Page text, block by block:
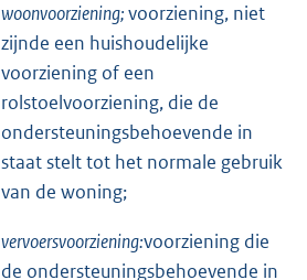
woonvoorziening;voorziening, niet
zijnde een huishoudelijke
voorziening of een
rolstoelvoorziening, die de
ondersteuningsbehoevende in
staat stelt tot het normale gebruik
van de woning;
vervoersvoorziening:voorziening die
de ondersteuningsbehoevende in